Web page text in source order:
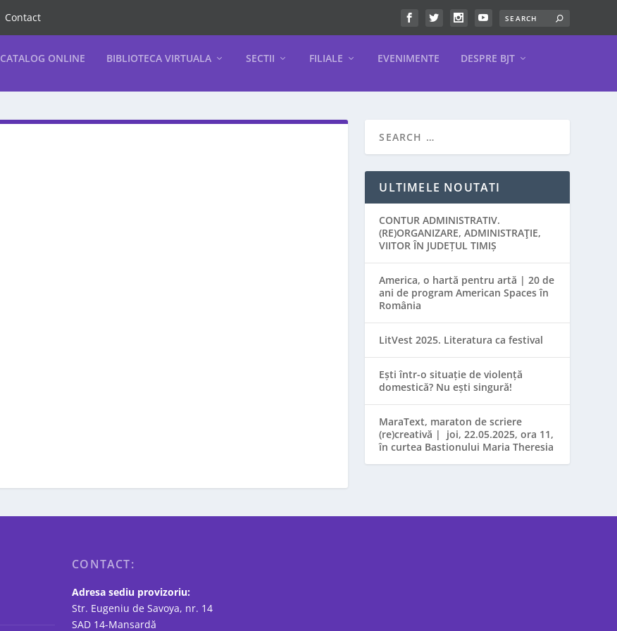
Contact
CATALOG ONLINE BIBLIOTECA VIRTUALA SECTII FILIALE EVENIMENTE DESPRE BJT
ULTIMELE NOUTATI
CONTUR ADMINISTRATIV.
(RE)ORGANIZARE, ADMINISTRAŢIE,
VIITOR ÎN JUDEȚUL TIMIȘ
America, o hartă pentru artă | 20 de
ani de program American Spaces în
România
LitVest 2025. Literatura ca festival
Ești într-o situație de violență
domestică? Nu ești singură!
MaraText, maraton de scriere
(re)creativă | joi, 22.05.2025, ora 11,
în curtea Bastionului Maria Theresia
CONTACT:
Adresa sediu provizoriu:
Str. Eugeniu de Savoya, nr. 14
SAD 14-Mansardă